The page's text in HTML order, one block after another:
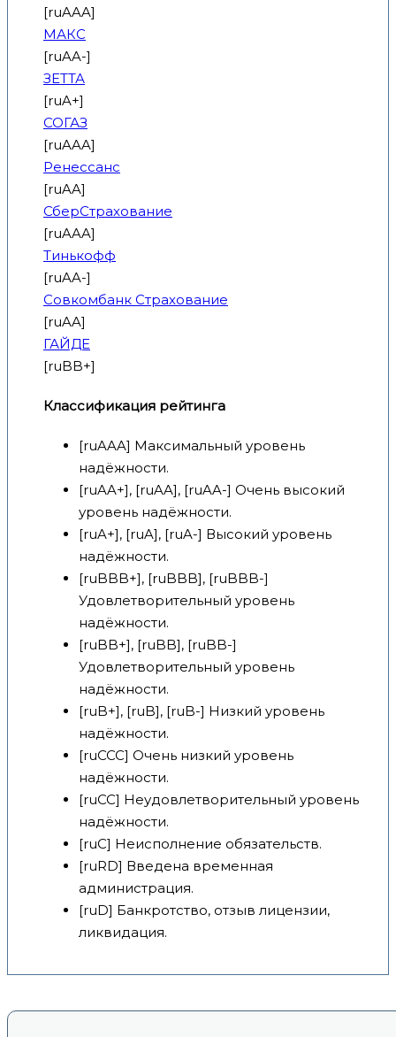
[ruAAA]
МАКС
[ruAA-]
ЗЕТТА
[ruA+]
СОГАЗ
[ruAAA]
Ренессанс
[ruAA]
СберСтрахование
[ruAAA]
Тинькофф
[ruAA-]
Совкомбанк Страхование
[ruAA]
ГАЙДЕ
[ruBB+]
Классификация рейтинга
[ruAAA] Максимальный уровень
надёжности.
[ruAA+], [ruAA], [ruAA-] Очень высокий
уровень надёжности.
[ruA+], [ruA], [ruA-] Высокий уровень
надёжности.
[ruBBB+], [ruBBB], [ruBBB-]
Удовлетворительный уровень
надёжности.
[ruBB+], [ruBB], [ruBB-]
Удовлетворительный уровень
надёжности.
[ruB+], [ruB], [ruB-] Низкий уровень
надёжности.
[ruCCC] Очень низкий уровень
надёжности.
[ruCC] Неудовлетворительный уровень
надёжности.
[ruC] Неисполнение обязательств.
[ruRD] Введена временная
администрация.
[ruD] Банкротство, отзыв лицензии,
ликвидация.